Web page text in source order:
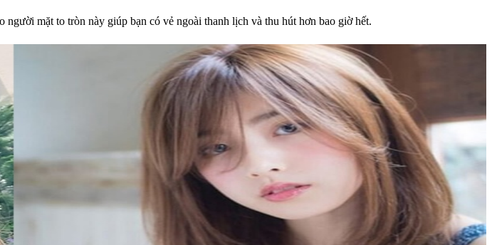
mặt to tròn này giúp bạn có vẻ ngoài thanh lịch và thu hút hơn bao giờ hết.